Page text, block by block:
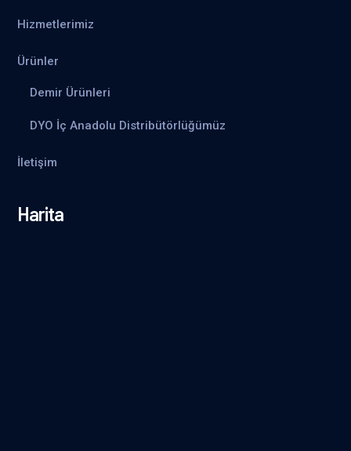
Hizmetlerimiz
Ürünler
Demir Ürünleri
DYO İç Anadolu Distribütörlüğümüz
İletişim
Harita